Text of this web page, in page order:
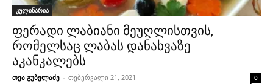
კულინარია
ფერადი ლაბიანი მეუღლისთვის,
რომელსაც ლაბას დანახვაზე
აკანკალებს
თეა გუბელაძე - თებერვალი 21, 2021 0